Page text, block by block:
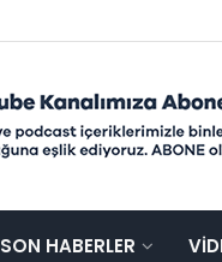
SON HABERLER